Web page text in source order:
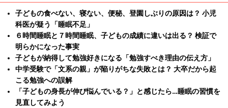
子どもの食べない、寝ない、便秘、登園しぶりの原因は？ 小児
科医が疑う「睡眠不足」
６時間睡眠と７時間睡眠、子どもの成績に違いは出る？ 検証で
明らかになった事実
子どもが納得して勉強好きになる「勉強すべき理由の伝え方」
中学受験で「文系の親」が陥りがちな失敗とは？ 大卒だから起
こる勉強への誤解
「子どもの身長が伸び悩んでいる？」と感じたら…睡眠の習慣を
見直してみよう